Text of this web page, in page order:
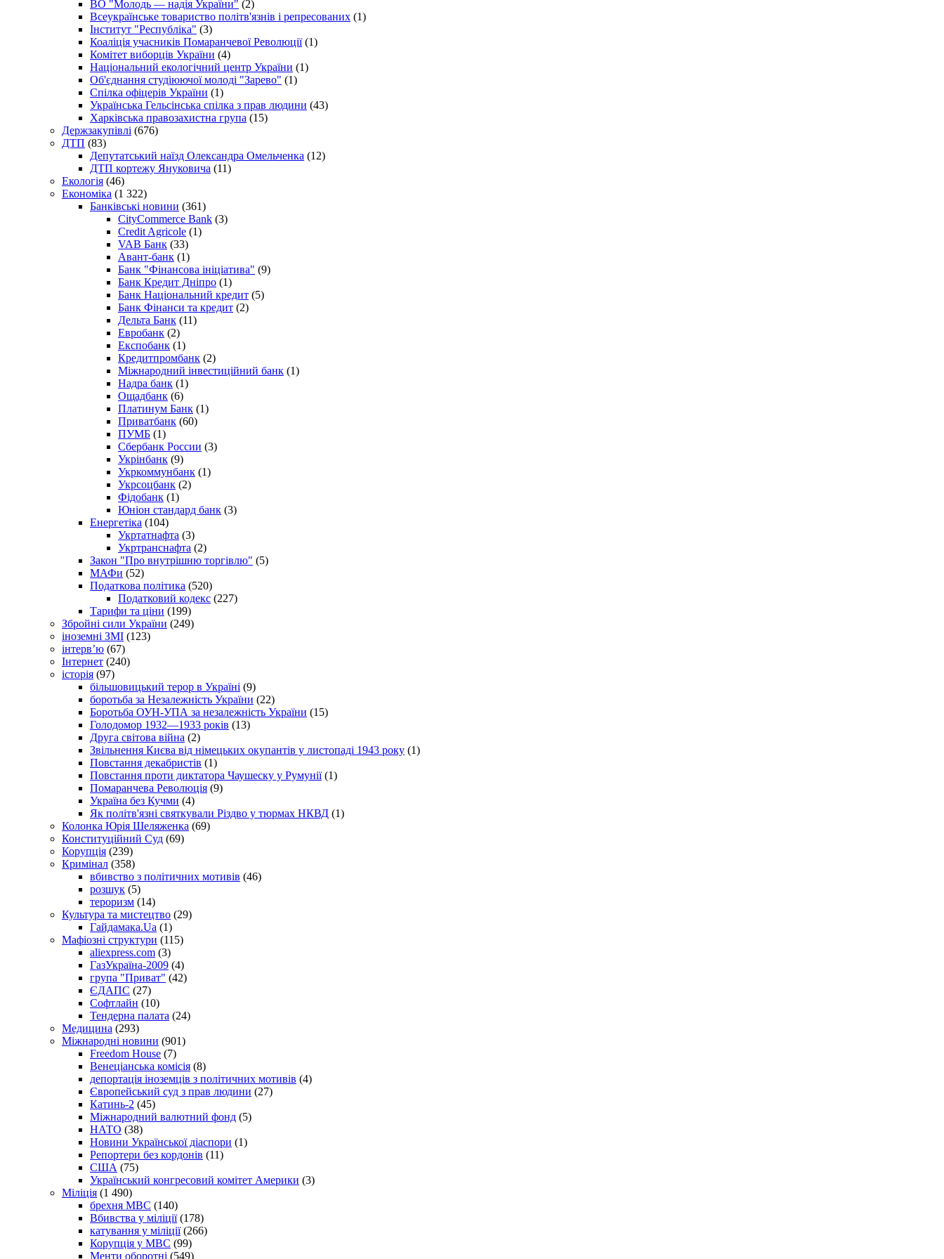
ВО "Молодь — надія України" (2)
Всеукраїнське товариство політв'язнів і репресованих (1)
Інститут "Республіка" (3)
Коаліція учасників Помаранчевої Революції(1)
Комітет виборців України (4)
Національний екологічний центр України (1)
Об'єднання студіюючої молоді "Зарево" (1)
Спілка офіцерів України (1)
Українська Гельсінська спілка з прав людини (43)
Харківська правозахистна група (15)
Держзакупівлі (676)
ДТП (83)
Депутатський наїзд Олександра Омельченка (12)
ДТП кортежу Януковича (11)
Екологія (46)
Економіка (1 322)
Банківські новини (361)
CityCommerce Bank (3)
Credit Agricole (1)
VAB Банк (33)
Авант-банк (1)
Банк "Фінансова ініціатива" (9)
Банк Кредит Дніпро (1)
Банк Національний кредит (5)
Банк Фінанси та кредит (2)
Дельта Банк (11)
Евробанк (2)
Експобанк (1)
Кредитпромбанк (2)
Міжнародний інвестиційний банк (1)
Надра банк (1)
Ощадбанк (6)
Платинум Банк (1)
Приватбанк (60)
ПУМБ (1)
Сбербанк России (3)
Укрінбанк (9)
Укркоммунбанк (1)
Укрсоцбанк (2)
Фідобанк (1)
Юніон стандард банк (3)
Енергетіка (104)
Укртатнафта (3)
Укртранснафта (2)
Закон "Про внутрішню торгівлю" (5)
МАФи (52)
Податкова політика (520)
Податковий кодекс (227)
Тарифи та ціни (199)
Збройні сили України (249)
іноземні ЗМІ (123)
інтерв’ю (67)
Інтернет (240)
історія (97)
більшовицький терор в Україні (9)
боротьба за Незалежність України (22)
Боротьба ОУН-УПА за незалежність України (15)
Голодомор 1932—1933 років (13)
Друга світова війна (2)
Звільнення Києва від німецьких окупантів у листопаді 1943 року (1)
Повстання декабристів (1)
Повстання проти диктатора Чаушеску у Румунії(1)
Помаранчева Революція (9)
Україна без Кучми (4)
Як політв'язні святкували Різдво у тюрмах НКВД (1)
Колонка Юрія Шеляженка (69)
Конституційний Суд (69)
Корупція (239)
Кримінал (358)
вбивство з політичних мотивів (46)
розшук (5)
тероризм (14)
Культура та мистецтво (29)
Гайдамака.Ua (1)
Мафіозні структури (115)
aliexpress.com (3)
ГазУкраїна-2009 (4)
група "Приват" (42)
ЄДАПС (27)
Софтлайн (10)
Тендерна палата (24)
Медицина (293)
Міжнародні новини (901)
Freedom House (7)
Венеціанська комісія (8)
депортація іноземців з політичних мотивів (4)
Європейський суд з прав людини (27)
Катинь-2 (45)
Міжнародний валютний фонд (5)
НАТО (38)
Новини Української діаспори (1)
Репортери без кордонів (11)
США (75)
Український конгресовий комітет Америки (3)
Міліція (1 490)
брехня МВС (140)
Вбивства у міліції(178)
катування у міліції(266)
Корупція у МВС (99)
Менти оборотні (549)